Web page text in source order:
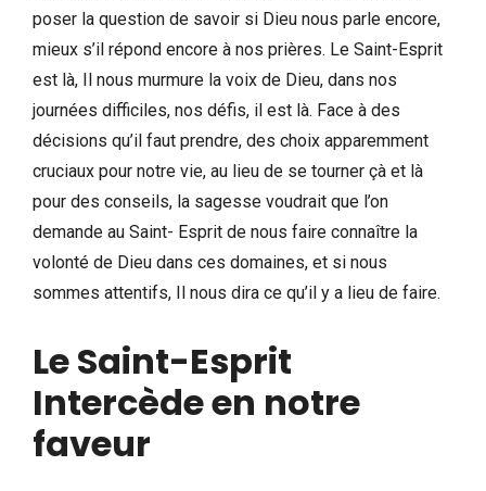
poser la question de savoir si Dieu nous parle encore,
mieux s’il répond encore à nos prières. Le Saint-Esprit
est là, Il nous murmure la voix de Dieu, dans nos
journées difficiles, nos défis, il est là. Face à des
décisions qu’il faut prendre, des choix apparemment
cruciaux pour notre vie, au lieu de se tourner çà et là
pour des conseils, la sagesse voudrait que l’on
demande au Saint- Esprit de nous faire connaître la
volonté de Dieu dans ces domaines, et si nous
sommes attentifs, Il nous dira ce qu’il y a lieu de faire.
Le Saint-Esprit
Intercède en notre
faveur